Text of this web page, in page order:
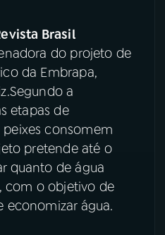
Brasil
do projeto de
da Embrapa,
a
etapas de
consomem
pretende até o
quanto de água
com o objetivo de
economizar água.